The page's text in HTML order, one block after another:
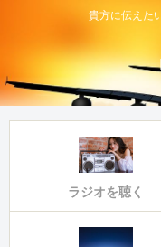
貴方に伝え
ラジオを聴く